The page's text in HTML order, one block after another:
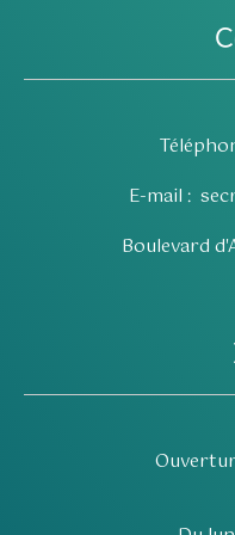
E-mail :
Boulevard